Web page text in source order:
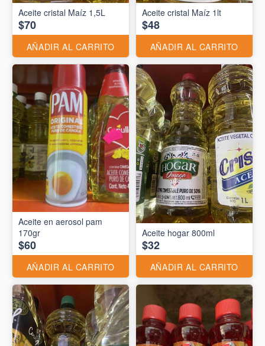
Aceite cristal Maíz 1,5L
$70
AÑADIR AL CARRITO
Aceite cristal Maíz 1lt
$48
AÑADIR AL CARRITO
Aceite en aerosol pam
170gr
$60
AÑADIR AL CARRITO
Aceite hogar 800ml
$32
AÑADIR AL CARRITO